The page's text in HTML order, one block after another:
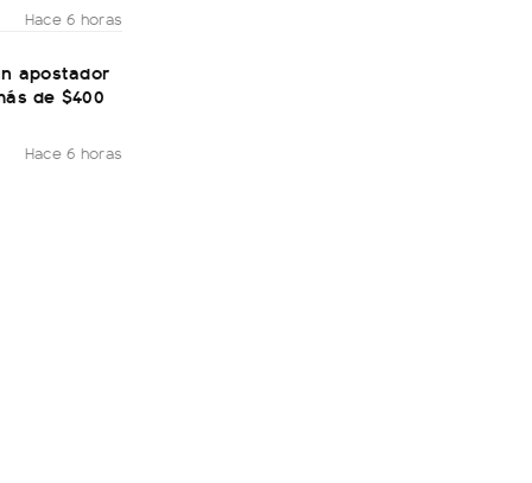
Hace 6 horas
apostador
de $400
Hace 6 horas